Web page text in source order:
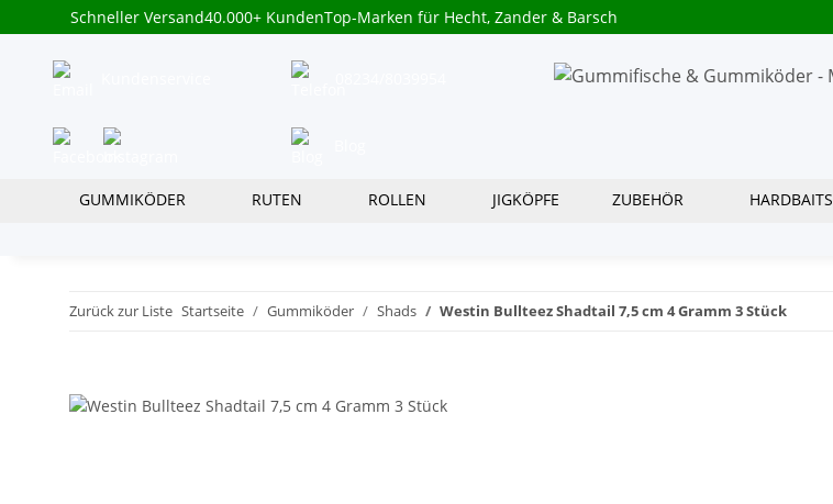
Schneller Versand40.000+ KundenTop-Marken für Hecht, Zander & Barsch
GUMMIKÖDER RUTEN ROLLEN JIGKÖPFE ZUBEHÖR HARDBAITS
Zurück zur Liste Startseite Gummiköder Shads Westin Bullteez Shadtail 7,5 cm 4 Gramm 3 Stück